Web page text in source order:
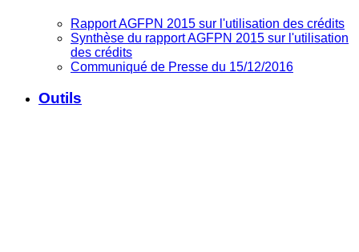
Rapport AGFPN 2015 sur l'utilisation des crédits
Synthèse du rapport AGFPN 2015 sur l'utilisation
des crédits
Communiqué de Presse du 15/12/2016
Outils